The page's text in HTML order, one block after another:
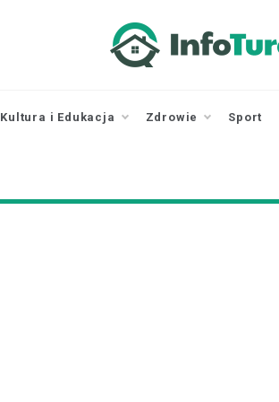
Kultura i Edukacja Zdrowie Sport